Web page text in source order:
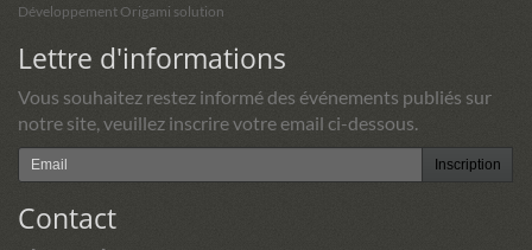
Développement Origami solution
Lettre d'informations
Vous souhaitez restez informé des événements publiés sur
notre site, veuillez inscrire votre email ci-dessous.
Inscription
Contact